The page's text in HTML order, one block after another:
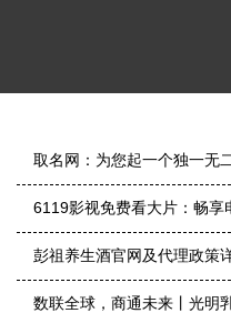
取名网：为您起一个独一无
6119影视免费看大片：畅享
彭祖养生酒官网及代理政策
数联全球，商通未来丨光明